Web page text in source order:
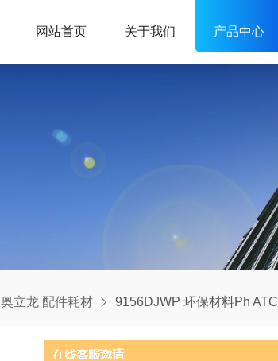
网站首页 关于我们 产品中心
奥立龙 配件耗材 9156DJWP 环保材料Ph ATC电极 Ag/AgCl